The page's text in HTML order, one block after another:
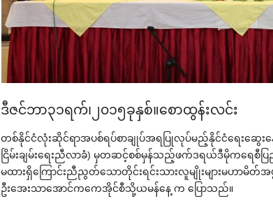
ဒီဇင်ဘာ၃၁ရက်၊၂၀၁၅ခုနှစ်။‌စောထွန်းလင်း
တစ်နိုင်ငံလုံးဆိုင်ရာအပစ်ရပ်စာချုပ်အရပြုလုပ်မည့်နိုင်ငံ‌ရေး‌ဆွေး‌နွ
ငြိမ်းချမ်း‌ရေးညီလာခံ) မှတဆင့်စစ်မှန်သည့်ဖက်ဒရယ်ဒီမိုက‌ရေစီပြ
မထားရှိ‌ကြောင်းညီညွတ်‌သောတိုင်းရင်းသားလူမျိုးများမဟာမိတ်
ဦး‌အေးသာ‌အောင်က‌ကေအိုင်စီသို့ယမန်‌နေ့ က ‌ပြောသည်။